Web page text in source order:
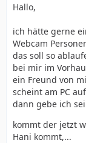
Hallo,
ich hätte gerne
Webcam
das soll so
bei mir im
ein Freund von
scheint am PC
dann gebe ich
kommt der jetzt
Hani kommt,...